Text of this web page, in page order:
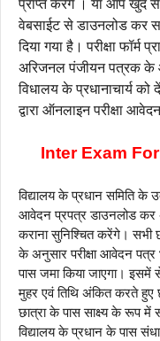
प्राप्त करेंगे । या आप खुद से
वेबसाईट से डाउनलोड कर
दिया गया है। परीक्षा फॉर्म
अरिजनल पंजीयन पत्रक के
विधालय के प्रधानाचार्य
द्वारा ऑनलाइन परीक्षा
Inter Exam
विद्यालय के प्रधान समिति के
आवेदन प्रपत्र डाउनलोड कर
कराना सुनिश्चित करेंगे। सभी
के अनुसार परीक्षा आवेदन
पास जमा किया जाएगा। इसमें
मुहर एवं तिथि अंकित करते हुए
छात्रा के पास साक्ष्य के रूप में
विद्यालय के प्रधान के पास